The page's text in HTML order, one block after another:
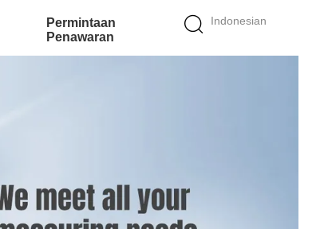
Indonesian
Permintaan
Penawaran